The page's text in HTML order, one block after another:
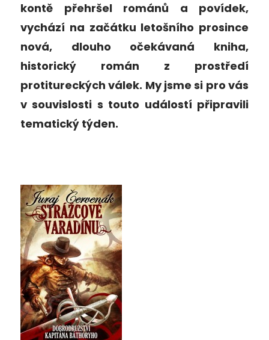
kontě přehršel románů a povídek,
vychází na začátku letošního prosince
nová, dlouho očekávaná kniha,
historický román z prostředí
protitureckých válek. My jsme si pro vás
v souvislosti s touto událostí připravili
tematický týden.